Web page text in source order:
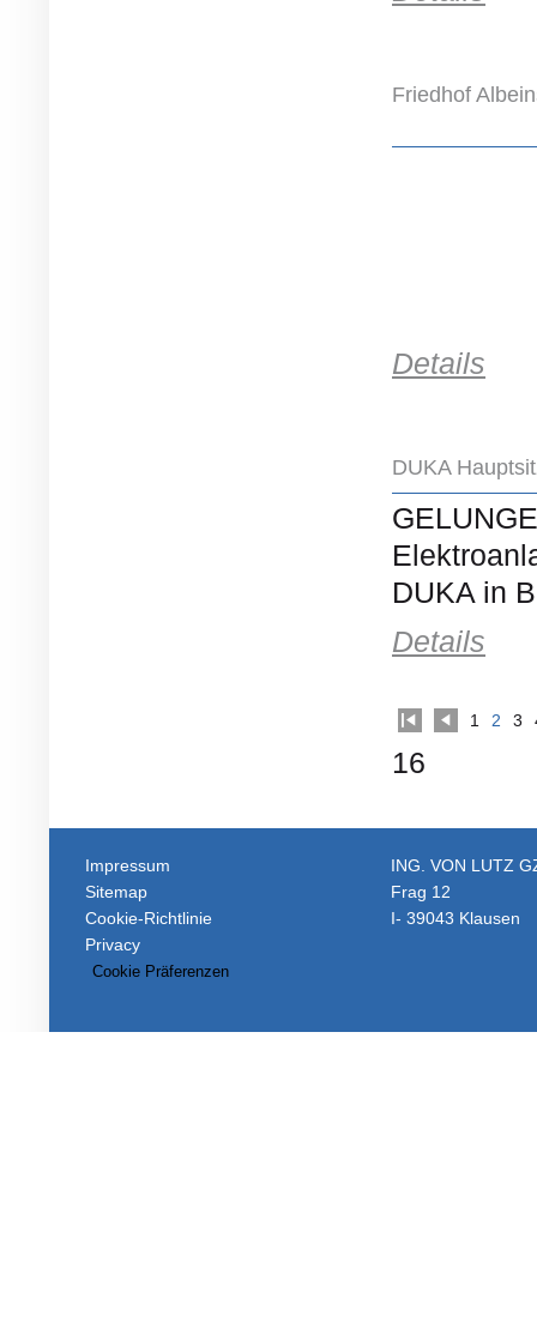
Friedhof
Details
DUKA
DUKA in
Details
1 2 3
16
Impressum
Sitemap
Cookie-Richtlinie
Privacy
Cookie Präferenzen
ING. VON LUTZ
Frag 12
I- 39043 Klausen